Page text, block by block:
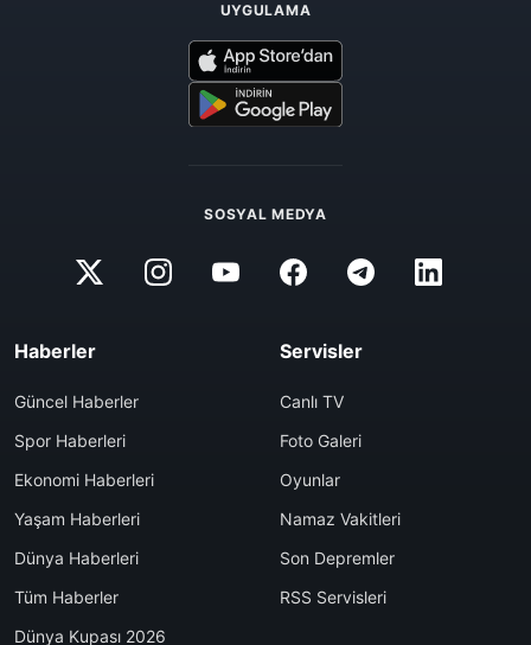
UYGULAMA
SOSYAL MEDYA
Haberler
Güncel Haberler
Spor Haberleri
Ekonomi Haberleri
Yaşam Haberleri
Dünya Haberleri
Tüm Haberler
Dünya Kupası 2026
Servisler
Canlı TV
Foto Galeri
Oyunlar
Namaz Vakitleri
Son Depremler
RSS Servisleri